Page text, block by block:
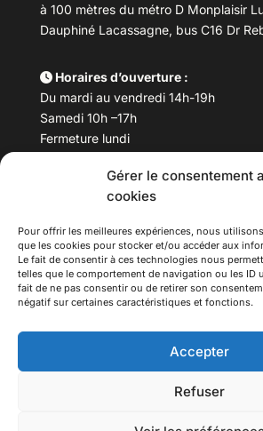
Gérer le consentement
cookies
Pour offrir les meilleures expériences, nous
que les cookies pour stocker et/ou accéder aux
Le fait de consentir à ces technologies nous
telles que le comportement de navigation ou les ID
fait de ne pas consentir ou de retirer son
négatif sur certaines caractéristiques et fonctions.
Accepter
Refuser
à 100 mètres du métro D Monplaisir
Dauphiné Lacassagne, bus C16 Dr
Horaires d’ouverture :
Du mardi au vendredi 14h-19h
Samedi 10h –17h
Fermeture lundi
Téléphone : 04 78 53 06 40